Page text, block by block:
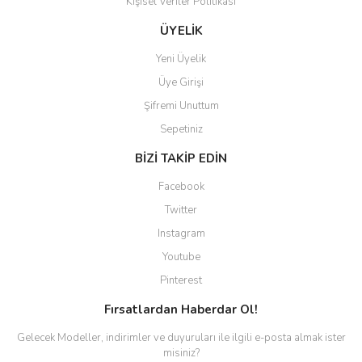
Gönder
ÜYELİK
Yeni Üyelik
Üye Girişi
Şifremi Unuttum
Sepetiniz
BİZİ TAKİP EDİN
Facebook
Twitter
Instagram
Youtube
Pinterest
Fırsatlardan Haberdar Ol!
Gelecek Modeller, indirimler ve duyuruları ile ilgili e-posta almak ister
misiniz?